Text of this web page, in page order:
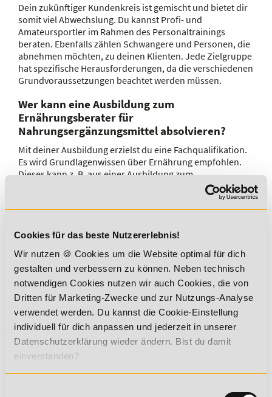
Cookies für das beste Nutzererlebnis!
Wir nutzen 🍪 Cookies um die Website optimal für dich
gestalten und verbessern zu können. Neben technisch
notwendigen Cookies nutzen wir auch Cookies, die von
Dritten für Marketing-Zwecke und zur Nutzungs-Analyse
verwendet werden. Du kannst die Cookie-Einstellung
individuell für dich anpassen und jederzeit in unserer
Datenschutzerklärung wieder ändern. Bist du damit
einverstanden?
Dein zukünftiger Kundenkreis ist gemischt und bietet dir
somit viel Abwechslung. Du kannst Profi- und
Amateursportler im Rahmen des Personaltrainings
beraten. Ebenfalls zählen Schwangere und Personen, die
abnehmen möchten, zu deinen Klienten. Jede Zielgruppe
hat spezifische Herausforderungen, da die verschiedenen
Grundvoraussetzungen beachtet werden müssen.
Wer kann eine Ausbildung zum
Ernährungsberater für
Nahrungsergänzungsmittel absolvieren?
Mit deiner Ausbildung erzielst du eine Fachqualifikation.
Es wird Grundlagenwissen über Ernährung empfohlen.
Dieses kann z. B. aus einer Ausbildung zum
Ernährungsberater, Gesundheits- und Krankenpfleger,
Physiotherapeut oder Fitnesstrainer stammen. Mit deiner
Ausbildung zum Berater für NEM baust du auf dieses
✔ 14 Tage kostenfrei testen
Lerne deine Lehrmaterialien, den Online Campus und
deinen Studienbetreuer kennen
✔ Individuelles Lerntempo